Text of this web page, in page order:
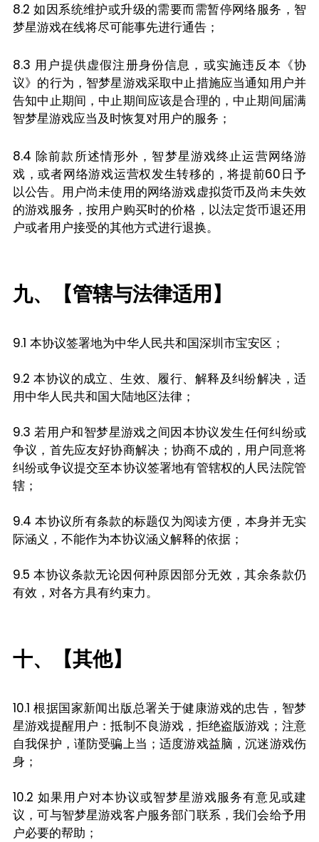
8.2 如因系统维护或升级的需要而需暂停网络服务，智
梦星游戏在线将尽可能事先进行通告；
8.3 用户提供虚假注册身份信息，或实施违反本《协
议》的行为，智梦星游戏采取中止措施应当通知用户并
告知中止期间，中止期间应该是合理的，中止期间届满
智梦星游戏应当及时恢复对用户的服务；
8.4 除前款所述情形外，智梦星游戏终止运营网络游
戏，或者网络游戏运营权发生转移的，将提前60日予
以公告。用户尚未使用的网络游戏虚拟货币及尚未失效
的游戏服务，按用户购买时的价格，以法定货币退还用
户或者用户接受的其他方式进行退换。
九、【管辖与法律适用】
9.1 本协议签署地为中华人民共和国深圳市宝安区；
9.2 本协议的成立、生效、履行、解释及纠纷解决，适
用中华人民共和国大陆地区法律；
9.3 若用户和智梦星游戏之间因本协议发生任何纠纷或
争议，首先应友好协商解决；协商不成的，用户同意将
纠纷或争议提交至本协议签署地有管辖权的人民法院管
辖；
9.4 本协议所有条款的标题仅为阅读方便，本身并无实
际涵义，不能作为本协议涵义解释的依据；
9.5 本协议条款无论因何种原因部分无效，其余条款仍
有效，对各方具有约束力。
十、【其他】
10.1 根据国家新闻出版总署关于健康游戏的忠告，智梦
星游戏提醒用户：抵制不良游戏，拒绝盗版游戏；注意
自我保护，谨防受骗上当；适度游戏益脑，沉迷游戏伤
身；
10.2 如果用户对本协议或智梦星游戏服务有意见或建
议，可与智梦星游戏客户服务部门联系，我们会给予用
户必要的帮助；